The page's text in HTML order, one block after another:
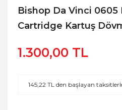
Bishop Da Vinci 0605
Cartridge Kartuş
1.300,00 TL
145,22 TL den başlayan